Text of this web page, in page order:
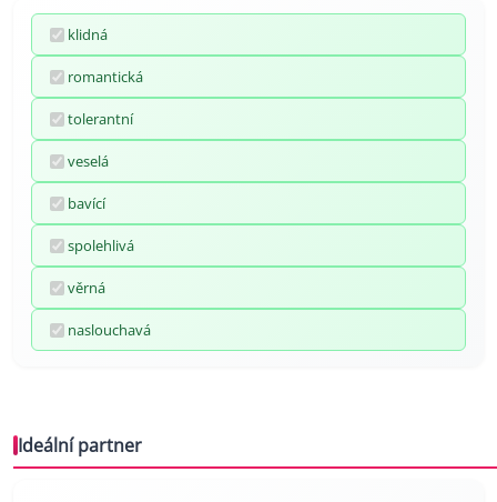
klidná
romantická
tolerantní
veselá
bavící
spolehlivá
věrná
naslouchavá
Ideální partner